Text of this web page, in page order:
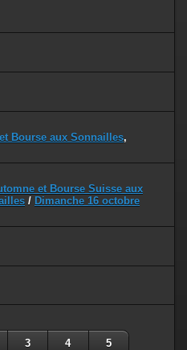
Bourse aux Sonnailles,
et Bourse Suisse aux
/ Dimanche 16 octobre
3 4 5